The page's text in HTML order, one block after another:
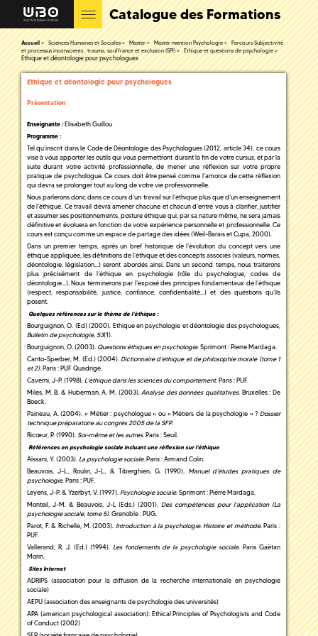
Catalogue des Formations
Accueil Sciences Humaines et Sociales Master Master mention Psychologie
Parcours Subjectivité
et processus inconscients : trauma, souffrance et exclusion (SPI)
Ethique et questions de psychologie
Ethique et déontologie pour psychologues
Ethique et déontologie pour psychologues
Présentation
Enseignante : Elisabeth Guillou
Programme :
Tel qu’inscrit dans le Code de Déontologie des Psychologues (2012, article 34), ce cours
vise à vous apporter les outils qui vous permettront durant la fin de votre cursus, et par la
suite durant votre activité professionnelle, de mener une réflexion sur votre propre
pratique de psychologue. Ce cours doit être pensé comme l’amorce de cette réflexion
qui devra se prolonger tout au long de votre vie professionnelle.
Nous parlerons donc dans ce cours d’un travail sur l’éthique plus que d’un enseignement
de l’éthique. Ce travail devra amener chacune et chacun d’entre vous à clarifier, justifier
et assumer ses positionnements, posture éthique qui, par sa nature même, ne sera jamais
définitive et évoluera en fonction de votre expérience personnelle et professionnelle. Ce
cours est conçu comme un espace de partage des idées (Weil-Barais et Cupa, 2000).
Dans un premier temps, après un bref historique de l’évolution du concept vers une
éthique appliquée, les définitions de l’éthique et des concepts associés (valeurs, normes,
déontologie, législation…) seront abordés ainsi. Dans un second temps, nous traiterons
plus précisément de l’éthique en psychologie (rôle du psychologue, codes de
déontologie…). Nous terminerons par l’exposé des principes fondamentaux de l’éthique
(respect, responsabilité, justice, confiance, confidentialité…) et des questions qu’ils
posent.
Quelques références sur le thème de l’éthique :
Bourguignon, O. (Ed) (2000). Ethique en psychologie et déontologie des psychologues,
Bulletin de psychologie, 53(1).
Bourguignon, O. (2003). Questions éthiques en psychologie. Sprimont : Pierre Mardaga.
Canto-Sperber, M. (Ed.) (2004). Dictionnaire d’éthique et de philosophie morale (tome 1
et 2). Paris : PUF Quadrige.
Caverni, J-P. (1998). L’éthique dans les sciences du comportement. Paris : PUF.
Miles, M. B. & Huberman, A. M. (2003). Analyse des données qualitatives. Bruxelles : De
Boeck.
Paineau, A. (2004). « Métier : psychologue » ou « Métiers de la psychologie » ? Dossier
technique préparatoire au congrès 2005 de la SFP.
Ricœur, P. (1990). Soi-même et les autres. Paris : Seuil.
Références en psychologie sociale incluant une réflexion sur l’éthique
Aïssani, Y. (2003). La psychologie sociale. Paris : Armand Colin.
Beauvois, J-L., Roulin, J-L., & Tiberghien, G. (1990).
Manuel d’études pratiques de
psychologie. Paris : PUF.
Leyens, J-P. & Yzerbyt, V. (1997). Psychologie sociale. Sprimont : Pierre Mardaga.
Monteil, J-M. & Beauvois, J-L (Eds.) (2001). Des compétences pour l’application (La
psychologie sociale, tome 5). Grenoble : PUG.
Parot, F. & Richelle, M. (2003). Introduction à la psychologie. Histoire et méthode. Paris :
PUF.
Vallerand, R. J. (Ed.) (1994).
Les fondements de la psychologie sociale. Paris Gaëtan
Morin.
Sites Internet
ADRIPS (association pour la diffusion de la recherche internationale en psychologie
sociale)
AEPU (association des enseignants de psychologie des universités)
APA (american psychological association): Ethical Principles of Psychologists and Code
of Conduct (2002)